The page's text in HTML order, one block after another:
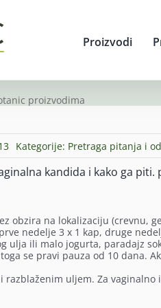
Proizvodi
proizvodima
Kategorije: Pretraga pitanja i
kandida i kako ga
obzira na lokalizaciju (crevnu,
nedelje 3 x 1 kap, druge
ulja ili malo jogurta, paradajz
se pravi pauza od 10 dana.
razblaženim uljem. Za